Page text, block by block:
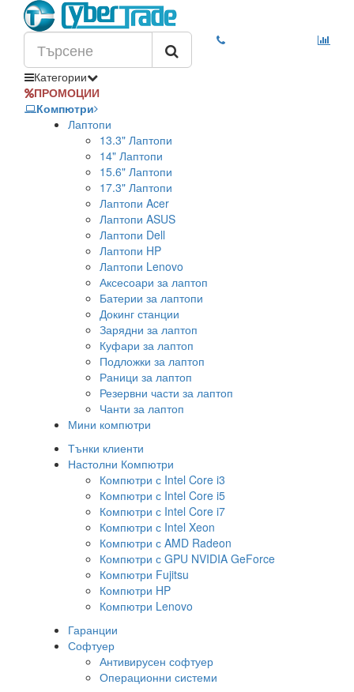
Категории
ПРОМОЦИИ
Компютри
Лаптопи
13.3" Лаптопи
14" Лаптопи
15.6" Лаптопи
17.3" Лаптопи
Лаптопи Acer
Лаптопи ASUS
Лаптопи Dell
Лаптопи HP
Лаптопи Lenovo
Аксесоари за лаптоп
Батерии за лаптопи
Докинг станции
Зарядни за лаптоп
Куфари за лаптоп
Подложки за лаптоп
Раници за лаптоп
Резервни части за лаптоп
Чанти за лаптоп
Мини компютри
Тънки клиенти
Настолни Компютри
Компютри с Intel Core i3
Компютри с Intel Core i5
Компютри с Intel Core i7
Компютри с Intel Xeon
Компютри с AMD Radeon
Компютри с GPU NVIDIA GeForce
Компютри Fujitsu
Компютри HP
Компютри Lenovo
Гаранции
Софтуер
Антивирусен софтуер
Операционни системи